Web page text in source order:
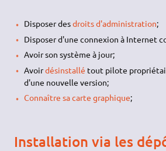
Disposer desdroits d'administration;
Disposer d'une connexion à Internet
Avoir son système à jour;
Avoirdésinstallé tout pilote
d'une nouvelle version;
Connaître sa carte graphique;
Installation via les